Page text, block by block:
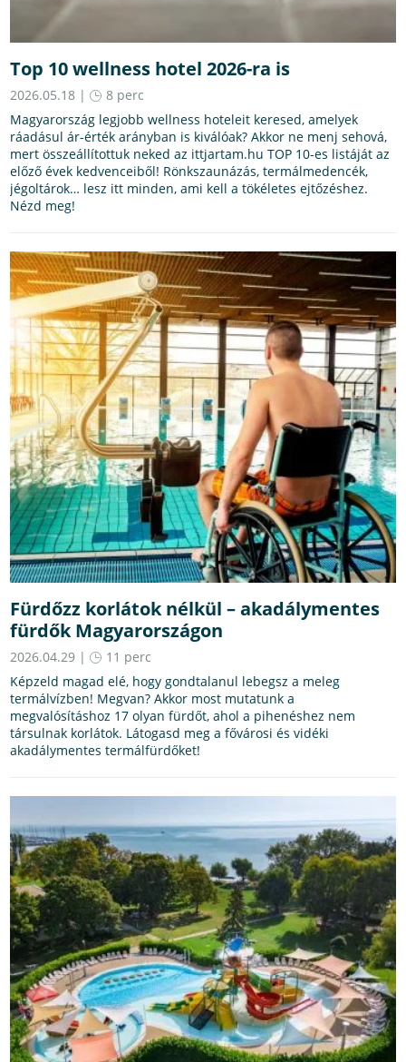
Top 10 wellness hotel 2026-ra is
2026.05.18 |
8 perc
Magyarország legjobb wellness hoteleit keresed, amelyek
ráadásul ár-érték arányban is kiválóak? Akkor ne menj sehová,
mert összeállítottuk neked az ittjartam.hu TOP 10-es listáját az
előző évek kedvenceiből! Rönkszaunázás, termálmedencék,
jégoltárok… lesz itt minden, ami kell a tökéletes ejtőzéshez.
Nézd meg!
Fürdőzz korlátok nélkül – akadálymentes
fürdők Magyarországon
2026.04.29 |
11 perc
Képzeld magad elé, hogy gondtalanul lebegsz a meleg
termálvízben! Megvan? Akkor most mutatunk a
megvalósításhoz 17 olyan fürdőt, ahol a pihenéshez nem
társulnak korlátok. Látogasd meg a fővárosi és vidéki
akadálymentes termálfürdőket!